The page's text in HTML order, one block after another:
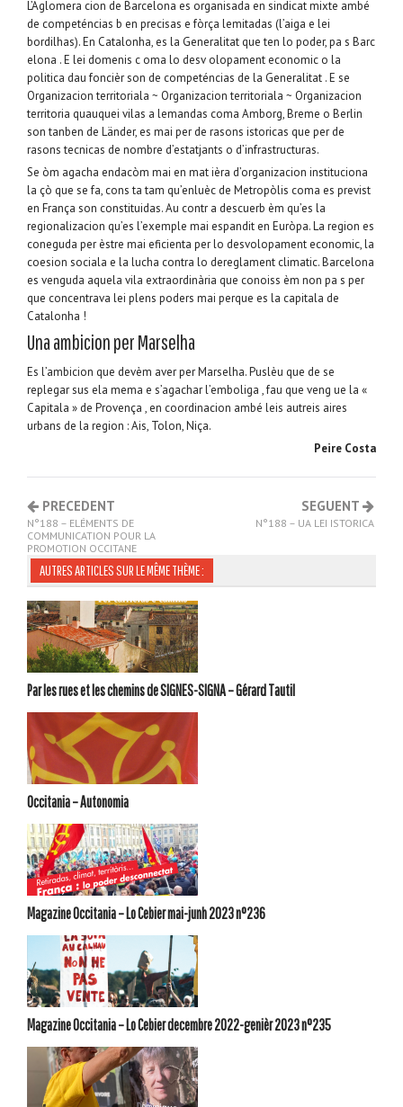
L’Aglomera cion de Barcelona es organisada en sindicat mixte ambé
de competéncias b en precisas e fòrça lemitadas (l’aiga e lei
bordilhas). En Catalonha, es la Generalitat que ten lo poder, pa s Barc
elona . E lei domenis c oma lo desv olopament economic o la
politica dau foncièr son de competéncias de la Generalitat . E se
Organizacion territoriala ~ Organizacion territoriala ~ Organizacion
territoria quauquei vilas a lemandas coma Amborg, Breme o Berlin
son tanben de Länder, es mai per de rasons istoricas que per de
rasons tecnicas de nombre d’estatjants o d’infrastructuras.
Se òm agacha endacòm mai en mat ièra d’organizacion instituciona
la çò que se fa, cons ta tam qu’enluèc de Metropòlis coma es previst
en França son constituidas. Au contr a descuerb èm qu’es la
regionalizacion qu’es l’exemple mai espandit en Euròpa. La region es
coneguda per èstre mai eficienta per lo desvolopament economic, la
coesion sociala e la lucha contra lo dereglament climatic. Barcelona
es venguda aquela vila extraordinària que conoiss èm non pa s per
que concentrava lei plens poders mai perque es la capitala de
Catalonha !
Una ambicion per Marselha
Es l’ambicion que devèm aver per Marselha. Puslèu que de se
replegar sus ela mema e s’agachar l’emboliga , fau que veng ue la «
Capitala » de Provença , en coordinacion ambé leis autreis aires
urbans de la region : Ais, Tolon, Niça.
Peire Costa
PRECEDENT
N°188 – ELÉMENTS DE
COMMUNICATION POUR LA
PROMOTION OCCITANE
SEGUENT
N°188 – UA LEI ISTORICA
AUTRES ARTICLES SUR LE MÊME THÈME :
Par les rues et les chemins de SIGNES-SIGNA – Gérard Tautil
Occitania – Autonomia
Magazine Occitania – Lo Cebier mai-junh 2023 n°236
Magazine Occitania – Lo Cebier decembre 2022-genièr 2023 n°235